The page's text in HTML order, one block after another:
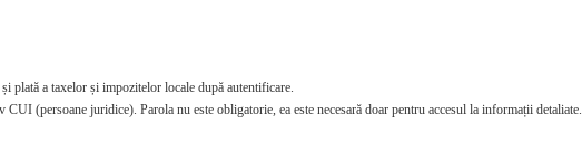
plată a taxelor și impozitelor locale după autentificare.
(persoane juridice). Parola nu este obligatorie, ea este necesară doar pentru accesul la informații detaliate.